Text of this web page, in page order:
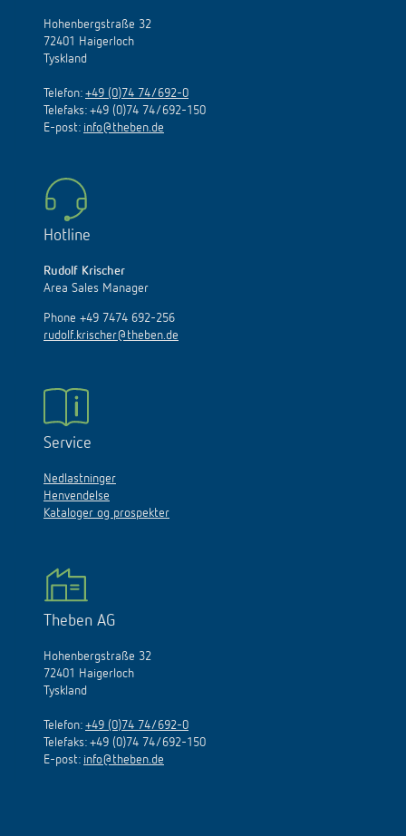
Hohenbergstraße 32
72401 Haigerloch
Tyskland
Telefon: +49 (0)74 74/692-0
Telefaks: +49 (0)74 74/692-150
E-post: info@theben.de
Hotline
Rudolf Krischer
Area Sales Manager
Phone +49 7474 692-256
rudolf.krischer@theben.de
Service
Nedlastninger
Henvendelse
Kataloger og prospekter
Theben AG
Hohenbergstraße 32
72401 Haigerloch
Tyskland
Telefon: +49 (0)74 74/692-0
Telefaks: +49 (0)74 74/692-150
E-post: info@theben.de